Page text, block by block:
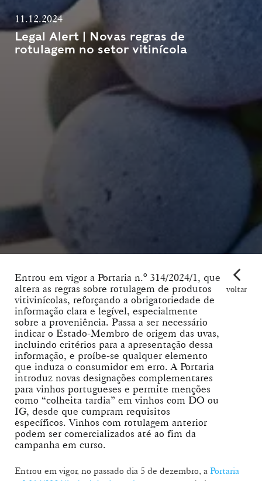
11.12.2024
Legal Alert | Novas regras de
rotulagem no setor vitinícola
Entrou em vigor a Portaria n.º 314/2024/1, que
altera as regras sobre rotulagem de produtos
vitivinícolas, reforçando a obrigatoriedade de
informação clara e legível, especialmente
sobre a proveniência. Passa a ser necessário
indicar o Estado-Membro de origem das uvas,
incluindo critérios para a apresentação dessa
informação, e proíbe-se qualquer elemento
que induza o consumidor em erro. A Portaria
introduz novas designações complementares
para vinhos portugueses e permite menções
como “colheita tardia” em vinhos com DO ou
IG, desde que cumpram requisitos
específicos. Vinhos com rotulagem anterior
podem ser comercializados até ao fim da
campanha em curso.
voltar
Entrou em vigor, no passado dia 5 de dezembro, a Portaria